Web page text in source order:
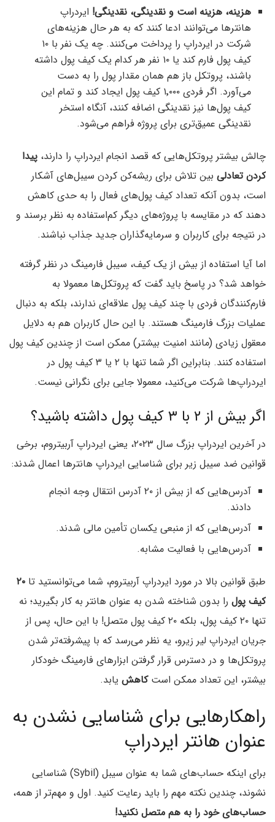
هزینه‌، هزینه‌ است و نقدینگی، نقدینگی! ایردراپ
هانترها می‌توانند ادعا کنند که به هر حال هزینه‌های
شرکت در ایردراپ را پرداخت می‌کنند. چه یک نفر با ۱۰
کیف پول فارم کند یا ۱۰ نفر هر کدام یک کیف پول داشته
باشند، پروتکل باز هم همان مقدار پول را به دست
می‌آورد. اگر فردی ۱٬۰۰۰ کیف پول ایجاد کند و تمام این
کیف پول‌ها نیز نقدینگی اضافه کنند، آنگاه استخر
نقدینگی عمیق‌تری برای پروژه فراهم می‌شود.
چالش بیشتر پروتکل‌هایی که قصد انجام ایردراپ را دارند، پیدا
کردن تعادلی بین تلاش برای ریشه‌کن کردن سیبل‌های آشکار
است، بدون آنکه تعداد کیف پول‌های فعال را به حدی کاهش
دهند که در مقایسه با پروژه‌های دیگر کم‌استفاده به نظر برسند و
در نتیجه برای کاربران و سرمایه‌گذاران جدید جذاب نباشند.
اما آیا استفاده از بیش از یک کیف، سیبل فارمینگ در نظر گرفته
خواهد شد؟ در پاسخ باید گفت که پروتکل‌ها معمولا به
فارم‌کنندگان فردی با چند کیف پول علاقه‌ای ندارند، بلکه به دنبال
عملیات بزرگ فارمینگ هستند. با این حال کاربران هم به دلایل
معقول زیادی (مانند امنیت بیشتر) ممکن است از چندین کیف پول
استفاده کنند. بنابراین اگر شما تنها با ۲ یا ۳ کیف پول در
ایردراپ‌ها شرکت می‌کنید، معمولا جایی برای نگرانی نیست.
اگر بیش از ۲ با ۳ کیف پول داشته باشید؟
در آخرین ایردراپ بزرگ سال ۲۰۲۳، یعنی ایردراپ آربیتروم، برخی
قوانین ضد سیبل زیر برای شناسایی ایردراپ هانترها اعمال شدند:
آدرس‌هایی که از بیش از ۲۰ آدرس انتقال وجه انجام
دادند.
آدرس‌هایی که از منبعی یکسان تأمین مالی شدند.
آدرس‌هایی با فعالیت مشابه.
طبق قوانین بالا در مورد ایردراپ آربیتروم، شما می‌توانستید تا ۲۰
کیف پول را بدون شناخته شدن به عنوان هانتر به کار بگیرید؛ نه
تنها ۲۰ کیف پول، بلکه ۲۰ کیف پول متصل! با این حال، پس از
جریان ایردراپ لیر زیرو، یه نظر می‌رسد که با پیشرفته‌تر شدن
پروتکل‌ها و در دسترس قرار گرفتن ابزارهای فارمینگ خودکار
بیشتر، این تعداد ممکن استکاهش یابد.
راهکارهایی برای شناسایی نشدن به
عنوان هانتر ایردراپ
برای اینکه حساب‌های شما به عنوان سیبل (Sybil) شناسایی
نشوند، چندین نکته‌ مهم را باید رعایت کنید. اول و مهم‌تر از همه،
حساب‌های خود را به هم متصل نکنید!